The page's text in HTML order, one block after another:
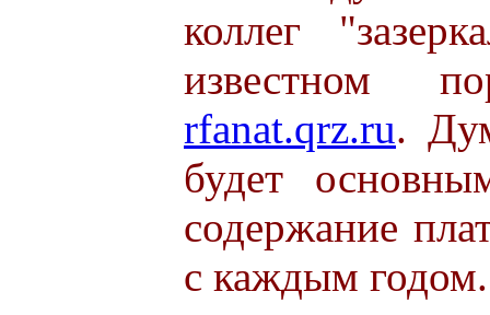
коллег
известном
rfanat.qrz.ru.
будет
содержание
с каждым годом.